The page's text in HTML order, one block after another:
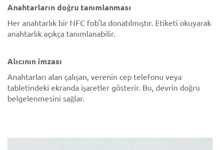
Anahtarların doğru tanımlanması
Her anahtarlık bir NFC fob'la donatılmıştır. Etiketi okuyarak
anahtarlık açıkça tanımlanabilir.
Alıcının imzası
Anahtarları alan çalışan, verenin cep telefonu veya
tabletindeki ekranda işaretler gösterir. Bu, devrin doğru
belgelenmesini sağlar.